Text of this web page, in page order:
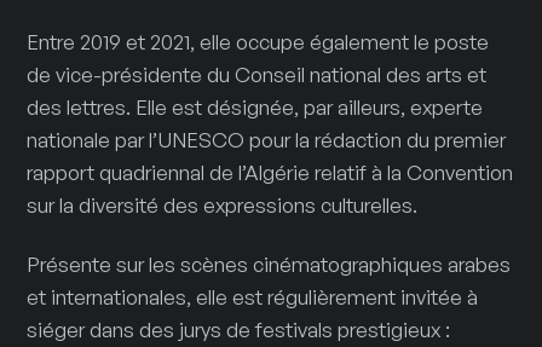
Entre 2019 et 2021, elle occupe également le poste
de vice-présidente du Conseil national des arts et
des lettres. Elle est désignée, par ailleurs, experte
nationale par l’UNESCO pour la rédaction du premier
rapport quadriennal de l’Algérie relatif à la Convention
sur la diversité des expressions culturelles.
Présente sur les scènes cinématographiques arabes
et internationales, elle est régulièrement invitée à
siéger dans des jurys de festivals prestigieux :